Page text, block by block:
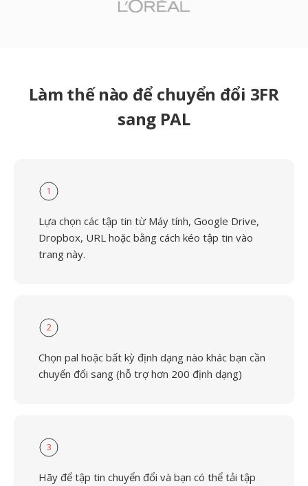
Làm thế nào để chuyển đổi 3FR
sang PAL
1
Lựa chọn các tập tin từ Máy tính, Google Drive,
Dropbox, URL hoặc bằng cách kéo tập tin vào
trang này.
2
Chọn pal hoặc bất kỳ định dạng nào khác bạn cần
chuyển đổi sang (hỗ trợ hơn 200 định dạng)
3
Hãy để tập tin chuyển đổi và bạn có thể tải tập